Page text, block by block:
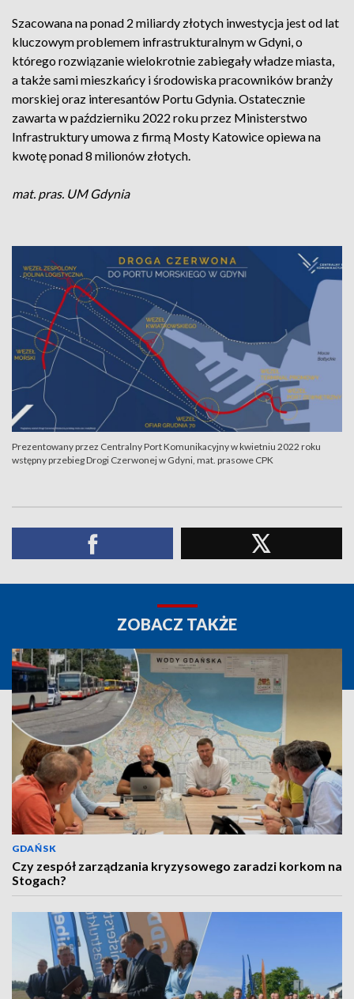
Szacowana na ponad 2 miliardy złotych inwestycja jest od lat
kluczowym problemem infrastrukturalnym w Gdyni, o
którego rozwiązanie wielokrotnie zabiegały władze miasta,
a także sami mieszkańcy i środowiska pracowników branży
morskiej oraz interesantów Portu Gdynia. Ostatecznie
zawarta w październiku 2022 roku przez Ministerstwo
Infrastruktury umowa z firmą Mosty Katowice opiewa na
kwotę ponad 8 milionów złotych.
mat. pras. UM Gdynia
Prezentowany przez Centralny Port Komunikacyjny w kwietniu 2022 roku
wstępny przebieg Drogi Czerwonej w Gdyni, mat. prasowe CPK
ZOBACZ TAKŻE
GDAŃSK
Czy zespół zarządzania kryzysowego zaradzi korkom na
Stogach?